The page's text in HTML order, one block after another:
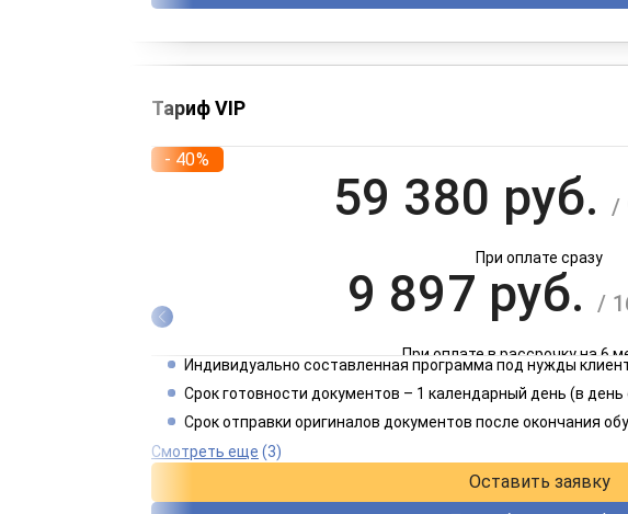
Тариф VIP
- 40%
59 380 руб./
При оплате сразу
9 897 руб./
При оплате в рассрочку на 6
4 949 руб./
Индивидуально составленная программа под нужды
Срок готовности документов – 1 календарный день (в
Срок отправки оригиналов документов после окончания
Смотреть еще (3)
Оставить заявку